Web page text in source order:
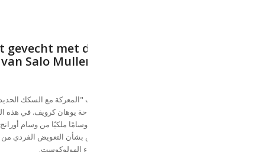
gevecht met de Nederlandse Spoorwegen
van Salo Muller; de eenzame strijd van een
تم يوم الجمعة الموافق 11 سبتمبر 2020 عرض كتاب "المعركة مع السكك
الهولندية" للكاتب سالو مولر في دائرة خاصة في ساحة يوهان كرويف. في هذه
قلدت فيمكي هالسيما، عمدة أمستردام، سالو مولر وسامًا ملكيًا من وسام
حصل على هذه الجائزة كمكافأة لجهوده في التفاوض بشأن التعويض الفردي